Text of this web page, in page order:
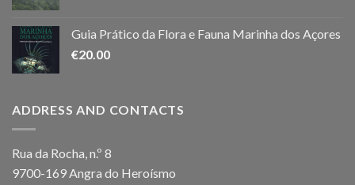
Guia Prático da Flora e Fauna Marinha dos Açores
€20.00
ADDRESS AND CONTACTS
Rua da Rocha, n.º 8
9700-169 Angra do Heroísmo